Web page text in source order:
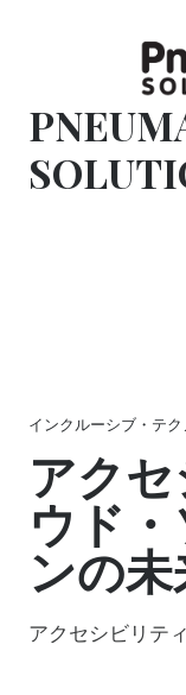
インクルーシブ・テ
アク
ウド
ンの
アクセシビリテ